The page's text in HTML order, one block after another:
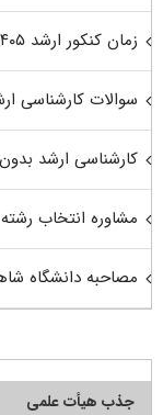
زمان کنکور ارشد ۱۴۰۵
سوالات کارشناسی
کارشناسی ارشد
مشاوره انتخاب
مصاحبه دانشگاه
جذب هیأت علمی